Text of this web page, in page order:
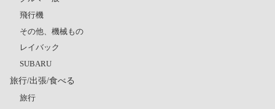
飛行機
その他、機械もの
レイバック
SUBARU
旅行/出張/食べる
旅行